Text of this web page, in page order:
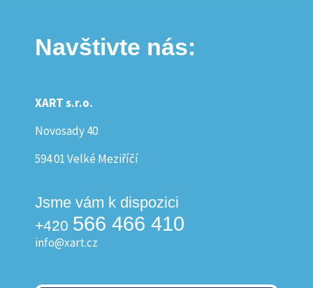
Navštivte nás:
XART s.r.o.
Novosady 40
594 01 Velké Meziříčí
Jsme vám k dispozici
+420 566 466 410
info@xart.cz